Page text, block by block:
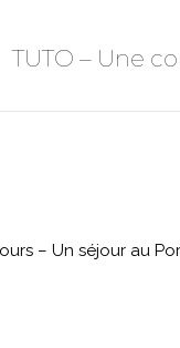
TUTO – Une
– Un séjour au